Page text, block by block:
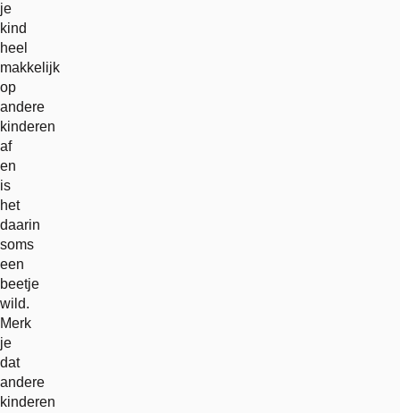
je
kind
heel
makkelijk
op
andere
kinderen
af
en
is
het
daarin
soms
een
beetje
wild.
Merk
je
dat
andere
kinderen